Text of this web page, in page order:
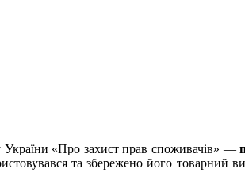
України «Про захист прав споживачів» —
та збережено його товарний